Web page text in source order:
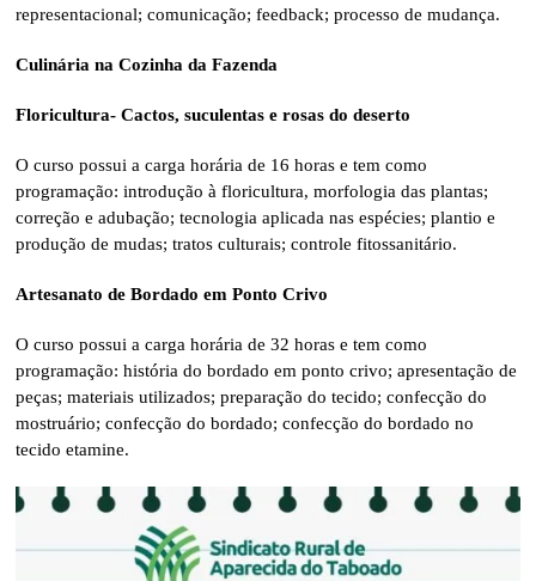
representacional; comunicação; feedback; processo de mudança.
Culinária na Cozinha da Fazenda
Floricultura- Cactos, suculentas e rosas do deserto
O curso possui a carga horária de 16 horas e tem como
programação: introdução à floricultura, morfologia das plantas;
correção e adubação; tecnologia aplicada nas espécies; plantio e
produção de mudas; tratos culturais; controle fitossanitário.
Artesanato de Bordado em Ponto Crivo
O curso possui a carga horária de 32 horas e tem como
programação: história do bordado em ponto crivo; apresentação de
peças; materiais utilizados; preparação do tecido; confecção do
mostruário; confecção do bordado; confecção do bordado no
tecido etamine.